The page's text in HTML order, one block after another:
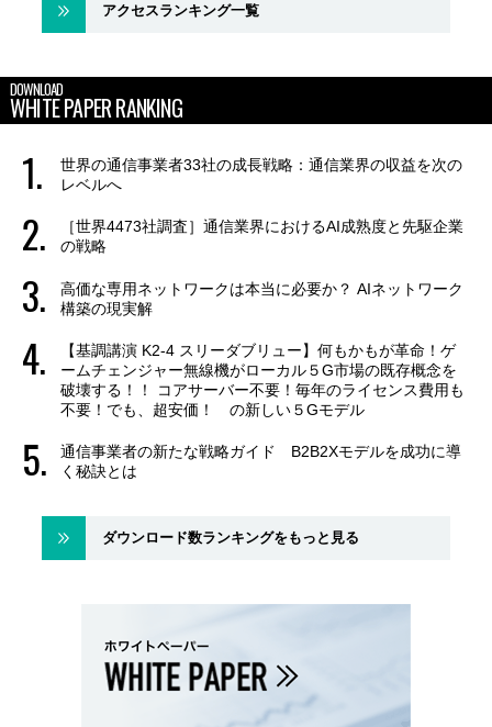
アクセスランキング一覧
DOWNLOAD
WHITE PAPER RANKING
世界の通信事業者33社の成長戦略：通信業界の収益を次の
レベルへ
［世界4473社調査］通信業界におけるAI成熟度と先駆企業
の戦略
高価な専用ネットワークは本当に必要か？ AIネットワーク
構築の現実解
【基調講演 K2-4 スリーダブリュー】何もかもが革命！ゲ
ームチェンジャー無線機がローカル５G市場の既存概念を
破壊する！！ コアサーバー不要！毎年のライセンス費用も
不要！でも、超安価！ の新しい５Gモデル
通信事業者の新たな戦略ガイド B2B2Xモデルを成功に導
く秘訣とは
ダウンロード数ランキングをもっと見る